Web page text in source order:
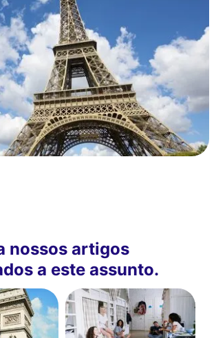
nossos artigos
a este assunto.